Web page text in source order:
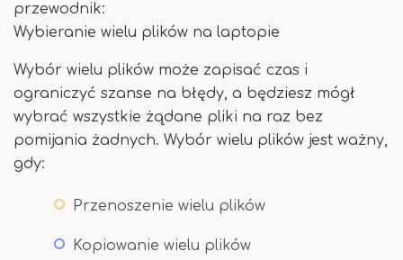
przewodnik:
Wybieranie wielu plików na laptopie
Wybór wielu plików może zapisać czas i
ograniczyć szanse na błędy, a będziesz mógł
wybrać wszystkie żądane pliki na raz bez
pomijania żadnych. Wybór wielu plików jest ważny,
gdy:
Przenoszenie wielu plików
Kopiowanie wielu plików